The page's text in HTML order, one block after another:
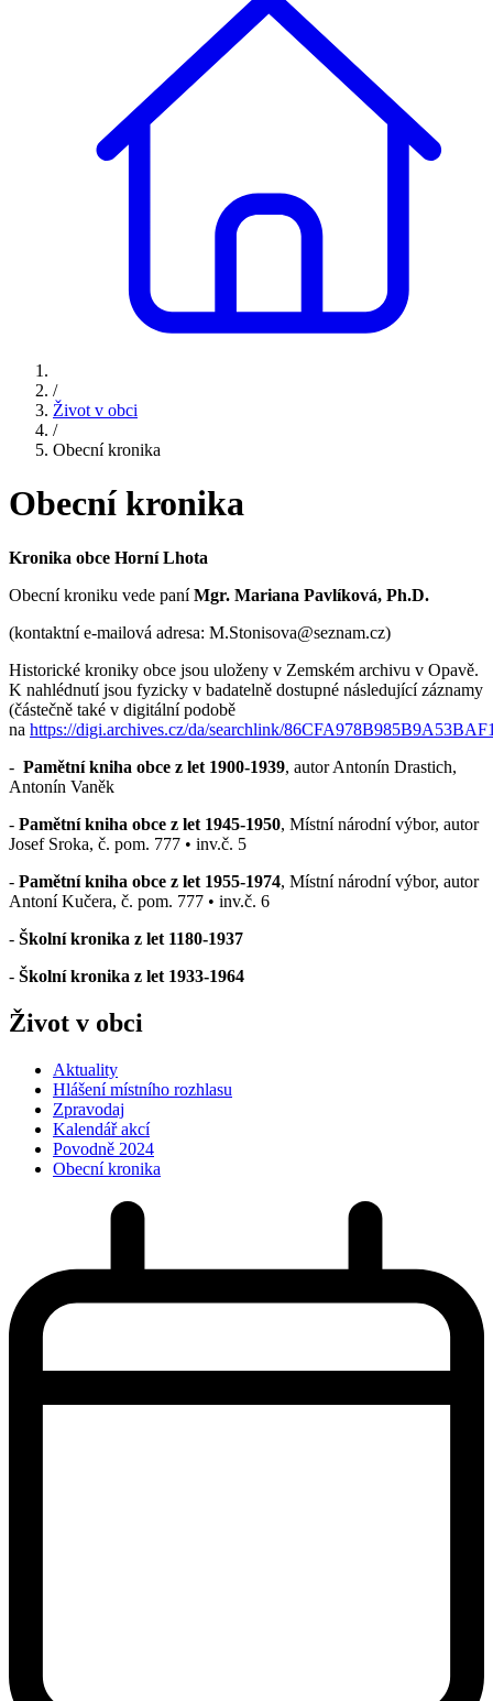
/
Život v obci
/
Obecní kronika
Obecní kronika
Kronika obce Horní Lhota
Obecní kroniku vede paníMgr. Mariana Pavlíková, Ph.D.
(kontaktní e-mailová adresa: M.Stonisova@seznam.cz)
Historické kroniky obce jsou uloženy v Zemském archivu v Opavě.
K nahlédnutí jsou fyzicky v badatelně dostupné následující záznamy
(částečně také v digitální podobě
na https://digi.archives.cz/da/searchlink/
- Pamětní kniha obce z let 1900-1939, autor Antonín Drastich,
Antonín Vaněk
- Pamětní kniha obce z let 1945-1950, Místní národní výbor, autor
Josef Sroka, č. pom. 777 • inv.č. 5
- Pamětní kniha obce z let 1955-1974, Místní národní výbor, autor
Antoní Kučera, č. pom. 777 • inv.č. 6
- Školní kronika z let 1180-1937
- Školní kronika z let 1933-1964
Život v obci
Aktuality
Hlášení místního rozhlasu
Zpravodaj
Kalendář akcí
Povodně 2024
Obecní kronika